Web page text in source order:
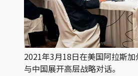
2021年3月18日在美国阿拉斯
与中国展开高层战略对话。